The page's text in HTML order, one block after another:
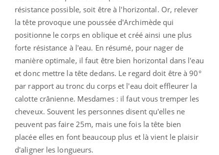
résistance possible, soit être à l'horizontal. Or, relever
la tête provoque une poussée d'Archimède qui
positionne le corps en oblique et créé ainsi une plus
forte résistance à l'eau. En résumé, pour nager de
manière optimale, il faut être bien horizontal dans l'eau
et donc mettre la tête dedans. Le regard doit être à 90°
par rapport au tronc du corps et l'eau doit effleurer la
calotte crânienne. Mesdames : il faut vous tremper les
cheveux. Souvent les personnes disent qu'elles ne
peuvent pas faire 25m, mais une fois la tête bien
placée elles en font beaucoup plus et là vient le plaisir
d'aligner les longueurs.